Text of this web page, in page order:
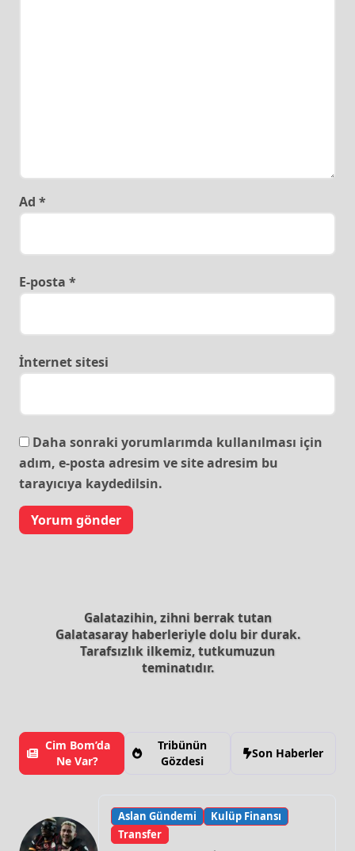
Ad *
E-posta *
İnternet sitesi
Daha sonraki yorumlarımda kullanılması için
adım, e-posta adresim ve site adresim bu
tarayıcıya kaydedilsin.
Galatazihin, zihni berrak tutan
Galatasaray haberleriyle dolu bir durak.
Tarafsızlık ilkemiz, tutkumuzun
teminatıdır.
Cim Bom’da
Ne Var?
Tribünün
Gözdesi
Son Haberler
Aslan Gündemi
Kulüp Finansı
Transfer